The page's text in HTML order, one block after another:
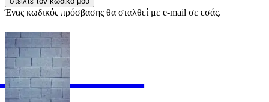
Ένας κωδικός πρόσβασης θα σταλθεί με e-mail σε εσάς.
OFFICIAL